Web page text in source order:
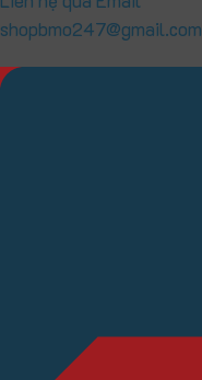
shopbmo247@gmail.com